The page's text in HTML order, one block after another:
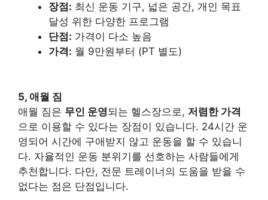
장점: 최신 운동 기구, 넓은 공간, 개인 목표
달성 위한 다양한 프로그램
단점: 가격이 다소 높음
가격: 월 9만원부터 (PT 별도)
5, 애월 짐
애월 짐은 무인 운영되는 헬스장으로, 저렴한 가격
으로 이용할 수 있다는 장점이 있습니다. 24시간 운
영되어 시간에 구애받지 않고 운동을 할 수 있습니
다. 자율적인 운동 분위기를 선호하는 사람들에게
추천합니다. 다만, 전문 트레이너의 도움을 받을 수
없다는 점은 단점입니다.